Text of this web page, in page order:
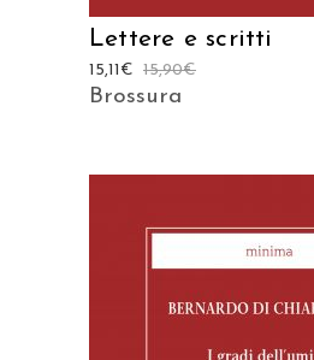
Lettere e scritti
15,90€
15,11 €
Brossura